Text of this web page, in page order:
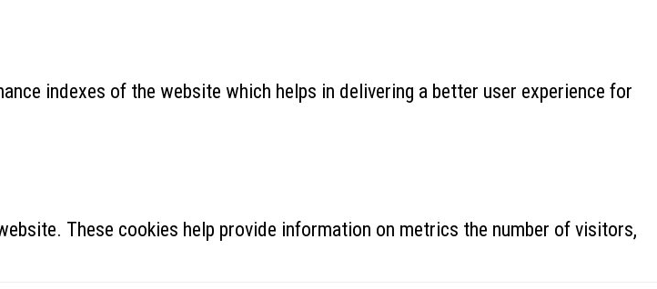
indexes of the website which helps in delivering a better user experience for
These cookies help provide information on metrics the number of visitors,